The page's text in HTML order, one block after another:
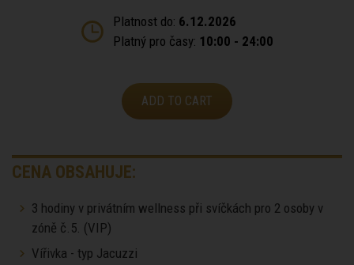
Platnost do: 6.12.2026
Platný pro časy: 10:00 - 24:00
ADD TO CART
CENA OBSAHUJE:
3 hodiny v privátním wellness při svíčkách pro 2 osoby v
zóně č.5. (VIP)
Vířivka - typ Jacuzzi